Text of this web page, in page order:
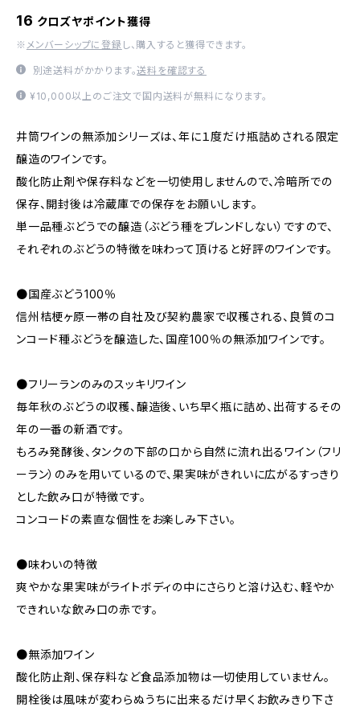
16 クロズヤポイント獲得
※ メンバーシップに登録 し、購入すると獲得できます。
別途送料がかかります。送料を確認する
¥10,000以上のご注文で国内送料が無料になります。
井筒ワインの無添加シリーズは、年に１度だけ瓶詰めされる限定
醸造のワインです。
酸化防止剤や保存料などを一切使用しませんので、冷暗所での
保存、開封後は冷蔵庫での保存をお願いします。
単一品種ぶどうでの醸造（ぶどう種をブレンドしない）ですので、
それぞれのぶどうの特徴を味わって頂けると好評のワインです。
●国産ぶどう100％
信州桔梗ヶ原一帯の自社及び契約農家で収穫される、良質のコ
ンコード種ぶどうを醸造した、国産100％の無添加ワインです。
●フリーランのみのスッキリワイン
毎年秋のぶどうの収穫、醸造後、いち早く瓶に詰め、出荷するその
年の一番の新酒です。
もろみ発酵後、タンクの下部の口から自然に流れ出るワイン（フリ
ーラン）のみを用いているので、果実味がきれいに広がるすっきり
とした飲み口が特徴です。
コンコードの素直な個性をお楽しみ下さい。
●味わいの特徴
爽やかな果実味がライトボディの中にさらりと溶け込む、軽やか
できれいな飲み口の赤です。
●無添加ワイン
酸化防止剤、保存料など食品添加物は一切使用していません。
開栓後は風味が変わらぬうちに出来るだけ早くお飲みきり下さ